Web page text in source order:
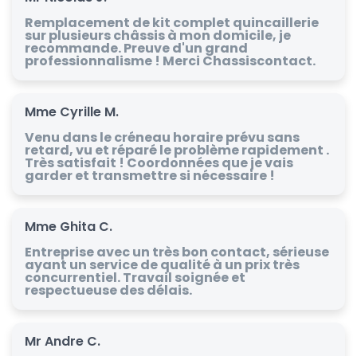
Remplacement de kit complet quincaillerie
sur plusieurs châssis à mon domicile, je
recommande. Preuve d'un grand
professionnalisme ! Merci Chassiscontact.
Mme Cyrille M.
Venu dans le créneau horaire prévu sans
retard, vu et réparé le problème rapidement .
Très satisfait ! Coordonnées que je vais
garder et transmettre si nécessaire !
Mme Ghita C.
Entreprise avec un très bon contact, sérieuse
ayant un service de qualité à un prix très
concurrentiel. Travail soignée et
respectueuse des délais.
Mr Andre C.